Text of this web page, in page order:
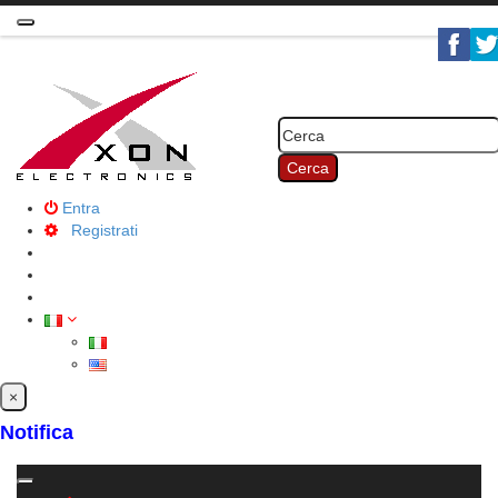
Toggle
Cerca
Entra
Registrati
×
Notifica